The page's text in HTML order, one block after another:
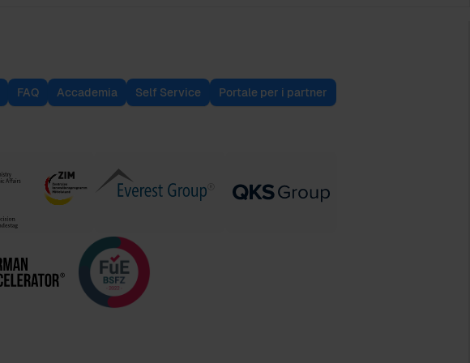
FAQ Accademia Self Service Portale per i partner